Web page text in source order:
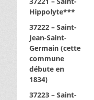
Hippolyte***
37222 – Saint-
Jean-Saint-
Germain (cette
commune
débute en
1834)
37223 – Saint-